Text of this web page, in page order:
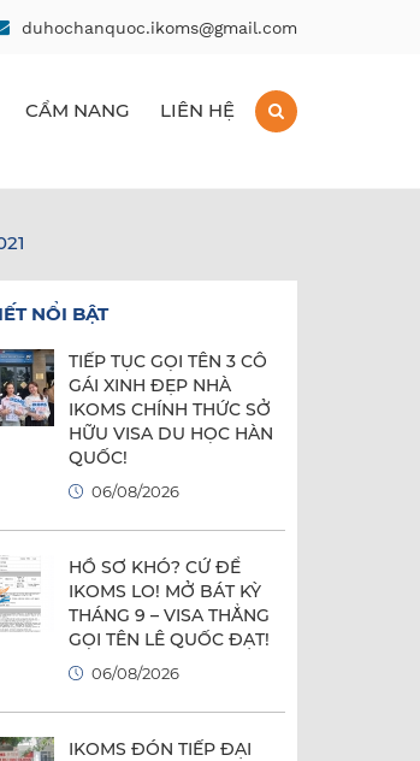
duhochanquoc.ikoms@gmail.com
CẨM NANG LIÊN HỆ
NỔI BẬT
TIẾP TỤC GỌI TÊN 3 CÔ
GÁI XINH ĐẸP NHÀ
IKOMS CHÍNH THỨC SỞ
HỮU VISA DU HỌC HÀN
QUỐC!
06/08/2026
HỒ SƠ KHÓ? CỨ ĐỂ
IKOMS LO! MỞ BÁT KỲ
THÁNG 9 – VISA THẲNG
GỌI TÊN LÊ QUỐC ĐẠT!
06/08/2026
IKOMS ĐÓN TIẾP ĐẠI